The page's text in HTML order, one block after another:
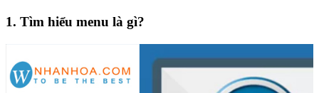
1. Tìm hiểu menu là gì?